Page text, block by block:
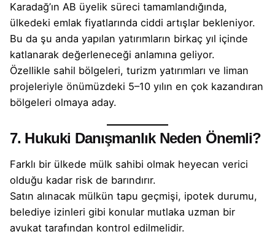
Karadağ’ın AB üyelik süreci tamamlandığında,
ülkedeki emlak fiyatlarında ciddi artışlar bekleniyor.
Bu da şu anda yapılan yatırımların birkaç yıl içinde
katlanarak değerleneceği anlamına geliyor.
Özellikle sahil bölgeleri, turizm yatırımları ve liman
projeleriyle önümüzdeki 5–10 yılın en çok kazandıran
bölgeleri olmaya aday.
7. Hukuki Danışmanlık Neden Önemli?
Farklı bir ülkede mülk sahibi olmak heyecan verici
olduğu kadar risk de barındırır.
Satın alınacak mülkün tapu geçmişi, ipotek durumu,
belediye izinleri gibi konular mutlaka uzman bir
avukat tarafından kontrol edilmelidir.